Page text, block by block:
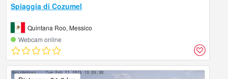
Spiaggia di Cozumel
Quintana Roo, Messico
Webcam online